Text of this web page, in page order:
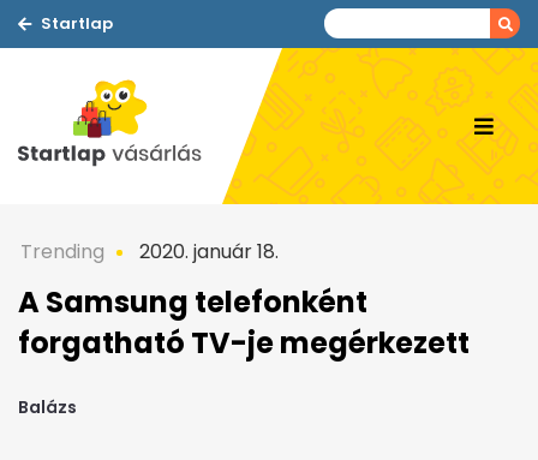
Startlap
Trending 2020. január 18.
A Samsung telefonként
forgatható TV-je megérkezett
Balázs